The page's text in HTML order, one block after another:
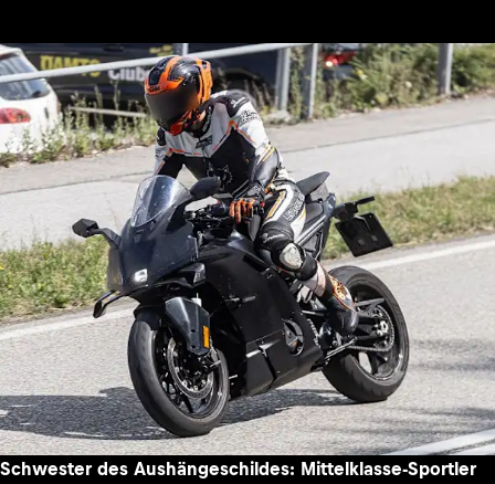
Schwester des Aushängeschildes: Mittelklasse-Sportler